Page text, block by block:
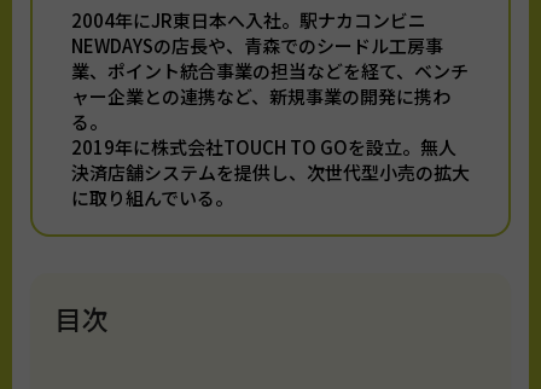
2004年にJR東日本へ入社。駅ナカコンビニ
NEWDAYSの店長や、青森でのシードル工房事
業、ポイント統合事業の担当などを経て、ベンチ
ャー企業との連携など、新規事業の開発に携わ
る。
2019年に株式会社TOUCH TO GOを設立。無人
決済店舗システムを提供し、次世代型小売の拡大
に取り組んでいる。
目次